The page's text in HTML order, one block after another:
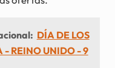
DÍA DE LOS
- REINO UNIDO - 9